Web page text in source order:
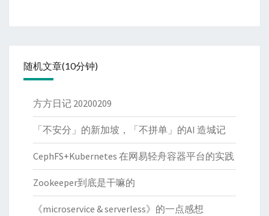
随机文章(10分钟)
方方日记 20200209
「不安分」的新加坡，「不拼单」的AI 造城记
CephFS+Kubernetes 在网易轻舟容器平台的实践
Zookeeper到底是干嘛的
《microservice & serverless》的一点感想